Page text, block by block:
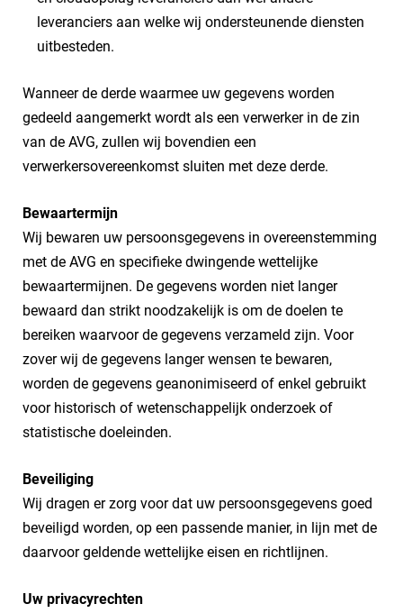
leveranciers aan welke wij ondersteunende diensten
uitbesteden.
Wanneer de derde waarmee uw gegevens worden
gedeeld aangemerkt wordt als een verwerker in de zin
van de AVG, zullen wij bovendien een
verwerkersovereenkomst sluiten met deze derde.
Bewaartermijn
Wij bewaren uw persoonsgegevens in overeenstemming
met de AVG en specifieke dwingende wettelijke
bewaartermijnen. De gegevens worden niet langer
bewaard dan strikt noodzakelijk is om de doelen te
bereiken waarvoor de gegevens verzameld zijn. Voor
zover wij de gegevens langer wensen te bewaren,
worden de gegevens geanonimiseerd of enkel gebruikt
voor historisch of wetenschappelijk onderzoek of
statistische doeleinden.
Beveiliging
Wij dragen er zorg voor dat uw persoonsgegevens goed
beveiligd worden, op een passende manier, in lijn met de
daarvoor geldende wettelijke eisen en richtlijnen.
Uw privacyrechten